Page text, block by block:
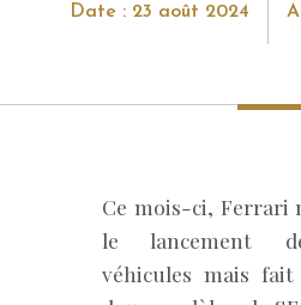
Date : 23 août 2024
Ce mois-ci, Ferrari
le lancement
véhicules mais